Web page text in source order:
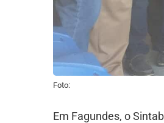
Foto:
Em Fagundes, o